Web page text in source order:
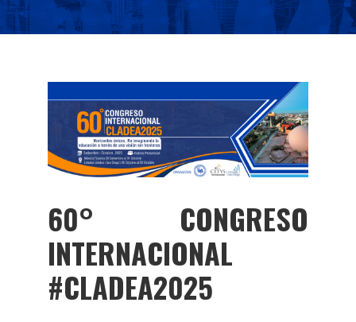
60° CONGRESO
INTERNACIONAL
#CLADEA2025